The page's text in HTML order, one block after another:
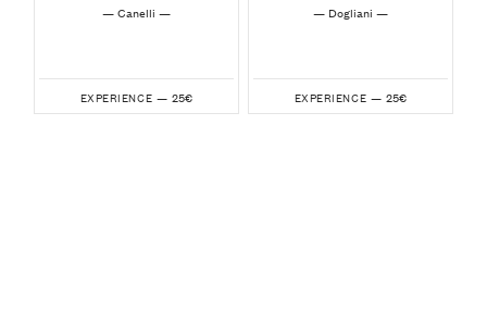
— Canelli —
EXPERIENCE — 25€
— Dogliani —
EXPERIENCE — 25€